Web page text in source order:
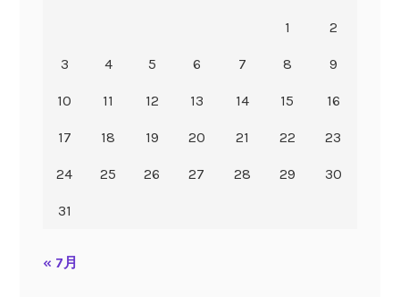
1 2
3 4 5 6 7 8 9
10 11 12 13 14 15 16
17 18 19 20 21 22 23
24 25 26 27 28 29 30
31
« 7月